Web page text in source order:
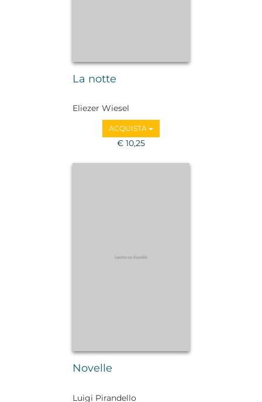
La notte
Eliezer Wiesel
ACQUISTA
€ 10,25
Novelle
Luigi Pirandello